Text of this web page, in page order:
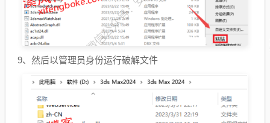
9、然后以管理员身份运行破解文件